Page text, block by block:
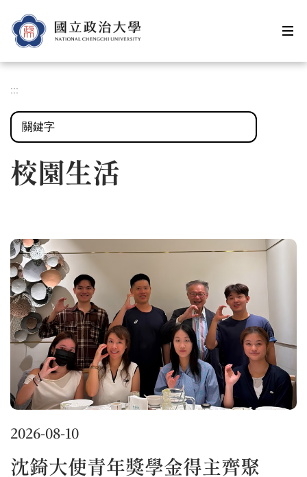
到
主
內
區
:::
校園生活
2026-08-10
沈錡大使青年獎學金得主齊聚